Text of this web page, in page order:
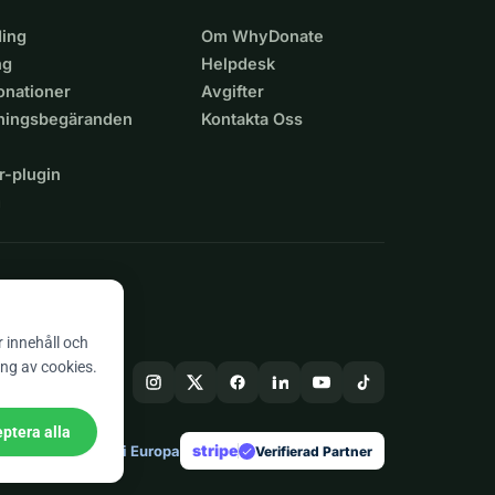
plugin
Om WhyDonate
Helpdesk
Avgifter
Kontakta Oss
Skapad i Europa stripe check Verifierad Partner
innehåll och
av cookies.
alla